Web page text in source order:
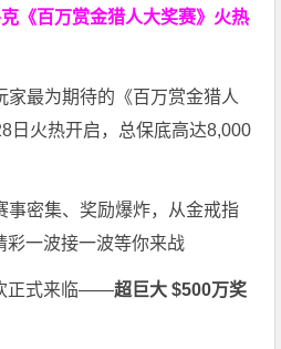
《百万赏金猎人大奖赛》 火热
家最为期待的《百万赏金猎人
日火热开启，总保底高达8,000
事密集、奖励爆炸，从金戒指
彩一波接一波等你来战
正式来临——超巨大 $500万奖